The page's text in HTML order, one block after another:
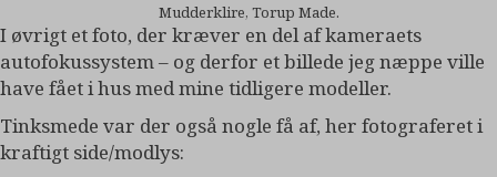
Mudderklire, Torup Made.
I øvrigt et foto, der kræver en del af kameraets
autofokussystem – og derfor et billede jeg næppe ville
have fået i hus med mine tidligere modeller.
Tinksmede var der også nogle få af, her fotograferet i
kraftigt side/modlys: